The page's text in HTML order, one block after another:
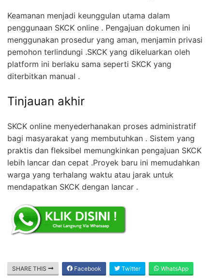
Keamanan menjadi keunggulan utama dalam
penggunaan SKCK online . Pengajuan dokumen ini
menggunakan prosedur yang aman, menjamin privasi
pemohon terlindungi .SKCK yang dikeluarkan oleh
platform ini berlaku sama seperti SKCK yang
diterbitkan manual .
Tinjauan akhir
SKCK online menyederhanakan proses administratif
bagi masyarakat yang membutuhkan . Sistem yang
praktis dan fleksibel memungkinkan pengajuan SKCK
lebih lancar dan cepat .Proyek baru ini memudahkan
warga yang terhalang waktu atau jarak untuk
mendapatkan SKCK dengan lancar .
SHARE THIS Facebook Twitter WhatsApp